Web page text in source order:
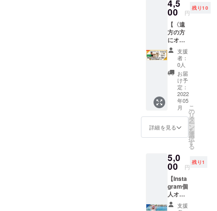
期限：
2022年
7月末
） また
コロナ
ウイル
スの影
響によ
り、プ
レオー
プン期
間が若
干遅れ
る可能
す。 日
程変更
メール
にてご
連絡致
しま
す。 ※
ご来店
時のお
はメー
ルにて
決めさ
せて頂
きま
す。 ※
１年以
内にお
越し頂
きます
ようお
願い致
しま
す。
（有効
2023年
5月 ）
ん考
案！〉
スキッ
トは、
調合さ
れた
【スパ
イスの
み】と
なりま
す。 大
人３〜
４人
分、×２
セット
となり
うな簡
単な調
味料
と、お
好みの
具材を
ご用意
定価よ
り１杯
分お得
になり
ます♪
チケッ
トは初
回ご来
店時に
メール
画面を
ご提示
でお渡
し致し
ます。
※アル
コール
ない商
品がご
す。 ※
コー
ヒーチ
ケット
4,5
00 円
残り10
【〈遠
方の方
にオス
スメ〉
ながら
びっと
特製カ
レーの
スパイ
スキッ
トと応
援セッ
ト！】
・なが
らびっ
のスパ
イス
キット
・作り
方レシ
ピ ・オ
リジナ
支援
者：
0人
お届
け予
定：
2022
年05
月
詳細を見る
こ
の
リ
タ
ー
ン
を
選
択
す
る
5,0
00 円
残り1
【Insta
gram個
人オン
ライン
支援